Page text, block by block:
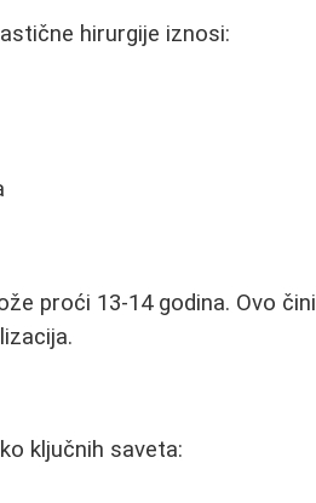
hirurgije iznosi:
proći 13-14 godina. Ovo čini
ključnih saveta: